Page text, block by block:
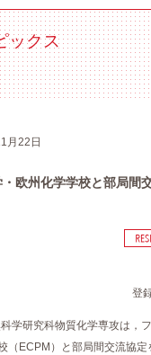
ックス
月22日
欧州化学学校と部局間
登
学研究科物質化学専攻は，
（ECPM）と部局間交流協定